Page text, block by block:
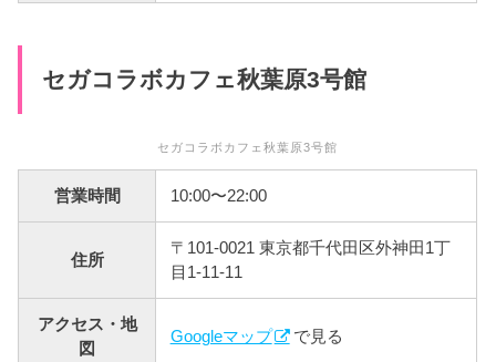
セガコラボカフェ秋葉原3号館
セガコラボカフェ秋葉原3号館
営業時間 10:00〜22:00
住所
〒101-0021 東京都千代田区外神田1丁
目1-11-11
アクセス・地
図
Googleマップ で見る